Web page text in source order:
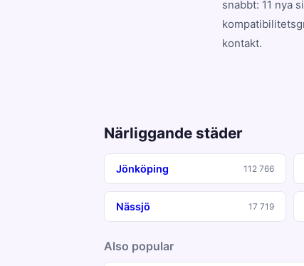
snabbt: 11 nya
kontakt.
Närliggande städer
Jönköping 112 766
Nässjö 17 719
Also popular